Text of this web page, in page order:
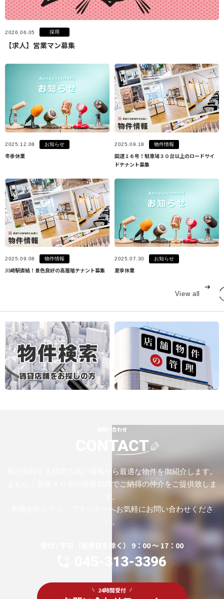
2026.06.05 採用
【求人】営業マン募集
2025.12.08 お知らせ
冬季休業
2025.09.18 物件情報
国道１６号！駐車場３０台以上のロードサイ
ドテナント募集
2025.09.08 物件情報
川崎駅直結！景色良好の高層階テナント募集
2025.07.30 お知らせ
夏季休業
View all
お問い合わせ
CONTACT
毎日取得する鮮度の高い情報から最適な物件を御紹介します。
まもなく創業４０年の経験知識でご納得の仲介をご提供致しま
す。
有限会社シティ・プランナーへお気軽にお問い合わせくださ
い。
受付 / 平日（祝祭日を除く） 9：00 ～ 17：00
045-313-3396
24時間受付